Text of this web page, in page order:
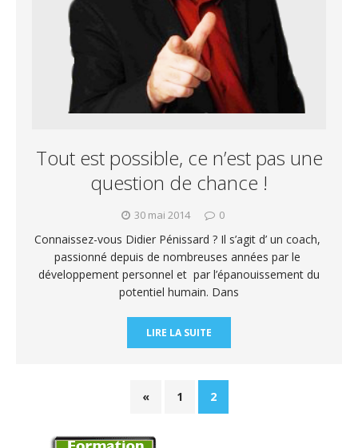
Tout est possible, ce n’est pas une
question de chance !
30 mai 2014 0
Connaissez-vous Didier Pénissard ? Il s’agit d’ un coach,
passionné depuis de nombreuses années par le
développement personnel et par l’épanouissement du
potentiel humain. Dans
LIRE LA SUITE
« 1 2